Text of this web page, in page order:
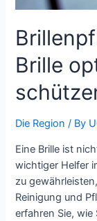
Brille
Die Region / By
Eine Brille ist
wichtiger Helfer
zu
Reinigung und
erfahren Sie,